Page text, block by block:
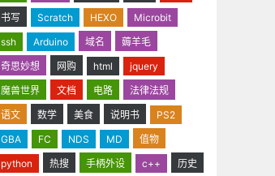
书写
Scratch HEXO
Microbit
ssh
Arduino 域名
薅羊毛
奇思妙想
网购 html
jquery
魔兽世界
文档 电路
法律法规
语文
数学 美食 说明书
PS2
GBA
FC NDS MD
值物
python
热搜 手柄外设 c++
历史